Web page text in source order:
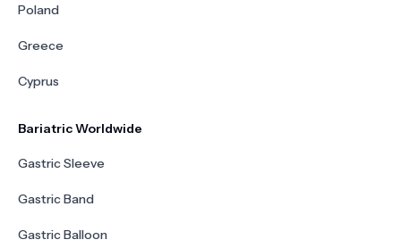
Poland
Greece
Cyprus
Bariatric Worldwide
Gastric Sleeve
Gastric Band
Gastric Balloon